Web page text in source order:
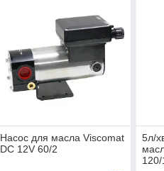
Насос для масла Viscomat
DC 12V 60/2
5л/
120/